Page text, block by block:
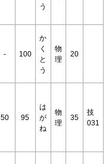
う
- 100
か
く
と
う
物
理
20
50 95
は
が
ね
物
理
35
技
031